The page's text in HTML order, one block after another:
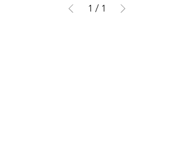
1 / 1